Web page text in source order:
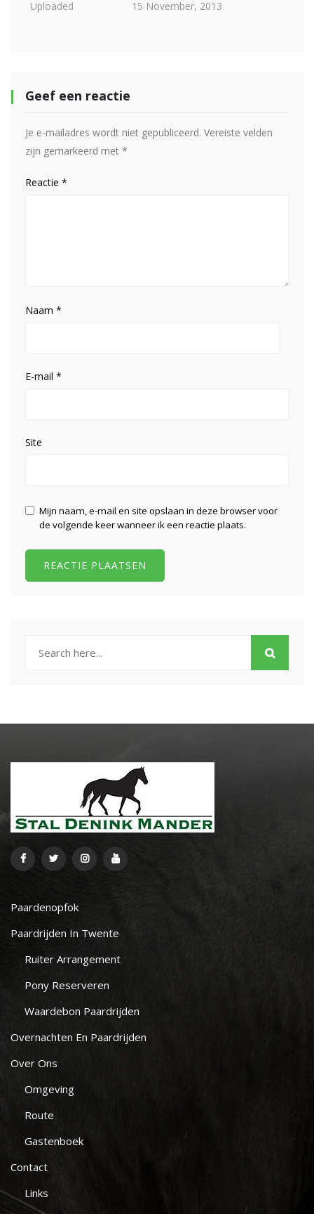
Uploaded
15 November, 2013
Geef een reactie
Je e-mailadres wordt niet gepubliceerd. Vereiste velden
zijn gemarkeerd met *
Reactie *
Naam *
E-mail *
Site
Mijn naam, e-mail en site opslaan in deze browser voor
de volgende keer wanneer ik een reactie plaats.
Paardenopfok
Paardrijden In Twente
Ruiter Arrangement
Pony Reserveren
Waardebon Paardrijden
Overnachten En Paardrijden
Over Ons
Omgeving
Route
Gastenboek
Contact
Links